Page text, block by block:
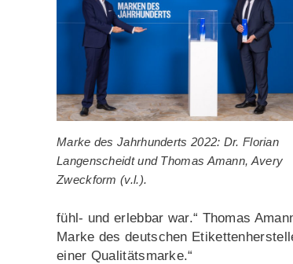
Marke des Jahrhunderts 2022: Dr. Florian
Langenscheidt und Thomas Amann, Avery
Zweckform (v.l.).
fühl- und erlebbar war.“ Thomas
Marke des deutschen
einer Qualitätsmarke.“